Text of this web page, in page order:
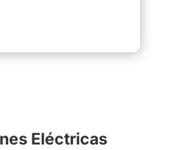
Eléctricas